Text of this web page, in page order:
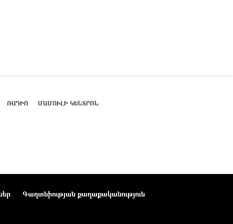
ՌԱԴԻՈ ՄԱՄՈՒԼԻ ԿԵՆՏՐՈՆ
Գաղտնիության քաղաքականություն